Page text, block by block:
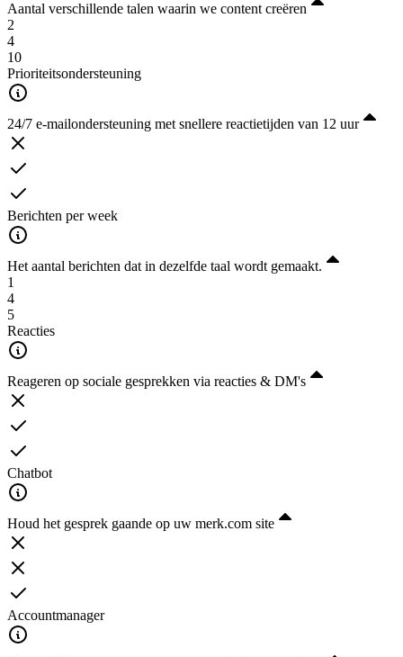
Aantal verschillende talen waarin we content creëren
2
4
10
Prioriteitsondersteuning
24/7 e-mailondersteuning met snellere reactietijden van 12 uur
Berichten per week
Het aantal berichten dat in dezelfde taal wordt gemaakt.
1
4
5
Reacties
Reageren op sociale gesprekken via reacties & DM's
Chatbot
Houd het gesprek gaande op uw merk.com site
Accountmanager